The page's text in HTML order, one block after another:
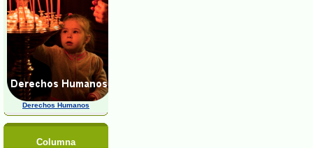
Derechos Humanos
Columna